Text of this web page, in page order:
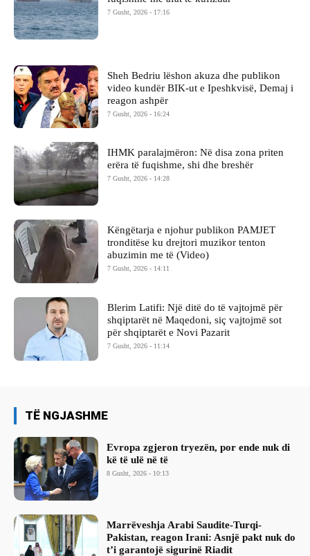
7 Gusht, 2026 - 17:16
Sheh Bedriu lëshon akuza dhe publikon
video kundër BIK-ut e Ipeshkvisë, Demaj i
reagon ashpër
7 Gusht, 2026 - 16:24
IHMK paralajmëron: Në disa zona priten
erëra të fuqishme, shi dhe breshër
7 Gusht, 2026 - 14:28
Këngëtarja e njohur publikon PAMJET
tronditëse ku drejtori muzikor tenton
abuzimin me të (Video)
7 Gusht, 2026 - 14:11
Blerim Latifi: Një ditë do të vajtojmë për
shqiptarët në Maqedoni, siç vajtojmë sot
për shqiptarët e Novi Pazarit
7 Gusht, 2026 - 11:14
TË NGJASHME
Evropa zgjeron tryezën, por ende nuk di
kë të ulë në të
8 Gusht, 2026 - 10:13
Marrëveshja Arabi Saudite-Turqi-
Pakistan, reagon Irani: Asnjë pakt nuk do
t’i garantojë sigurinë Riadit